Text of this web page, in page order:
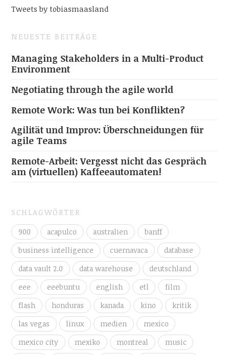
Tweets by tobiasmaasland
NEUESTE BEITRÄGE
Managing Stakeholders in a Multi-Product
Environment
Negotiating through the agile world
Remote Work: Was tun bei Konflikten?
Agilität und Improv: Überschneidungen für
agile Teams
Remote-Arbeit: Vergesst nicht das Gespräch
am (virtuellen) Kaffeeautomaten!
SCHLAGWÖRTER
900 acapulco australien
banff
business intelligence
cuernavaca
database
data vault 2.0
data warehouse
deutschland
eee
eeebuntu english etl
film
flash
honduras kanada kino
kritik
las vegas
linux medien
mexico
mexico city
mexiko montreal music